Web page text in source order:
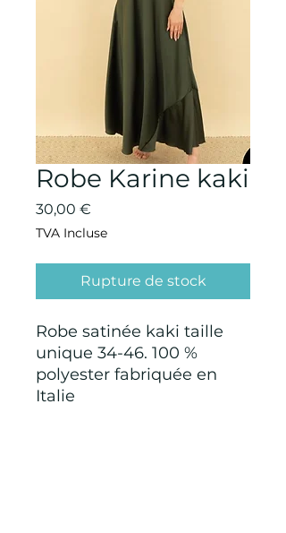
Robe Karine kaki
30,00 €
TVA Incluse
Rupture de stock
Robe satinée kaki taille
unique 34-46. 100 %
polyester fabriquée en
Italie